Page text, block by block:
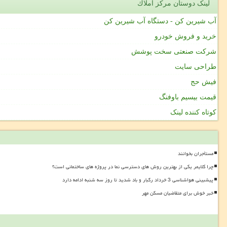
لینک دوستان مركز املاك
آب شیرین کن - دستگاه آب شیرین کن
خرید و فروش خودرو
شرکت صنعتی سخت پوشش
طراحی سایت
فیش حج
قیمت بیسیم باوفنگ
کوتاه کننده لینک
مستأجران بخوانند
چرا کلایمر یکی از بهترین روش های دسترسی نما در پروژه های ساختمانی است؟
پیشبینی هواشناسی 3 خرداد رگبار و باد شدید تا روز سه شنبه ادامه دارد
خبر خوش برای متقاضیان مسکن مهر